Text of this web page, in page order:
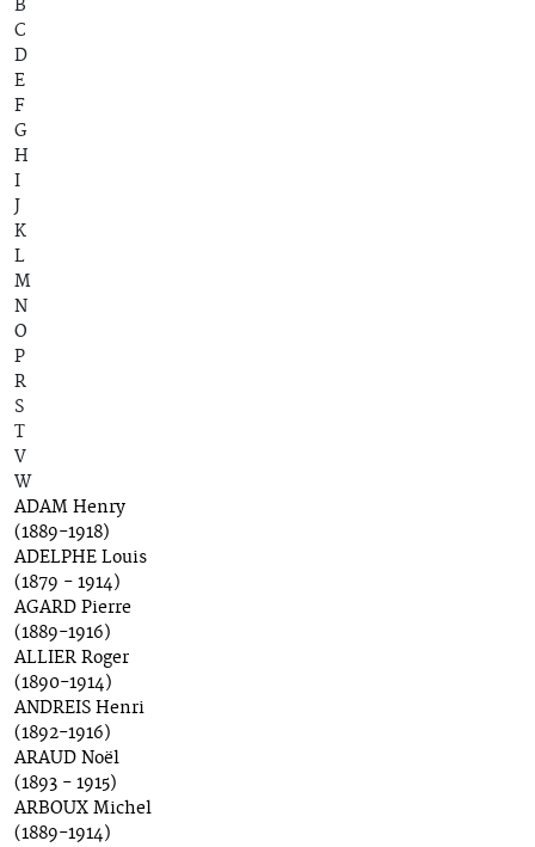
B
C
D
E
F
G
H
I
J
K
L
M
N
O
P
R
S
T
V
W
ADAM Henry
(1889-1918)
ADELPHE Louis
(1879 - 1914)
AGARD Pierre
(1889-1916)
ALLIER Roger
(1890-1914)
ANDREIS Henri
(1892-1916)
ARAUD Noël
(1893 - 1915)
ARBOUX Michel
(1889-1914)